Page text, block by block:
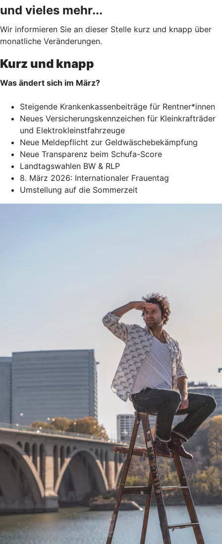
und vieles mehr...
Wir informieren Sie an dieser Stelle kurz und knapp über
monatliche Veränderungen.
Kurz und knapp
Was ändert sich im März?
Steigende Krankenkassenbeiträge für Rentner*innen
Neues Versicherungskennzeichen für Kleinkrafträder
und Elektrokleinstfahrzeuge
Neue Meldepflicht zur Geldwäschebekämpfung
Neue Transparenz beim Schufa-Score
Landtagswahlen BW & RLP
8. März 2026: Internationaler Frauentag
Umstellung auf die Sommerzeit